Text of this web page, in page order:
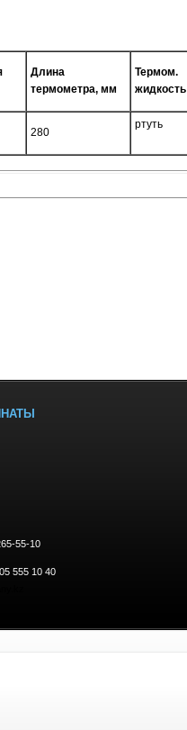
Длина
термометра, мм
Термом.
жидкость
280
ртуть
55-10
555 10 40